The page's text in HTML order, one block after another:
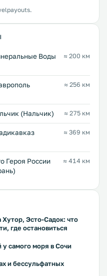
Воды
≈ 200 км
≈ 256 км
(Нальчик) ≈ 275 км
≈ 369 км
Героя России
≈ 414 км
Эсто-Садок: что
где остановиться
самого моря в Сочи
и бессульфатных